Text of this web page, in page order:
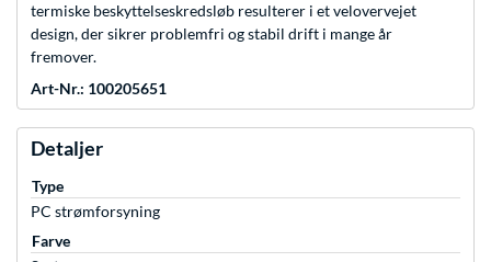
termiske beskyttelseskredsløb resulterer i et velovervejet
design, der sikrer problemfri og stabil drift i mange år
fremover.
Art-Nr.: 100205651
Detaljer
Type
PC strømforsyning
Farve